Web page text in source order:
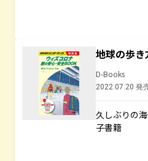
地球の歩
D-Books
2022.07.20 発
久しぶりの
子書籍